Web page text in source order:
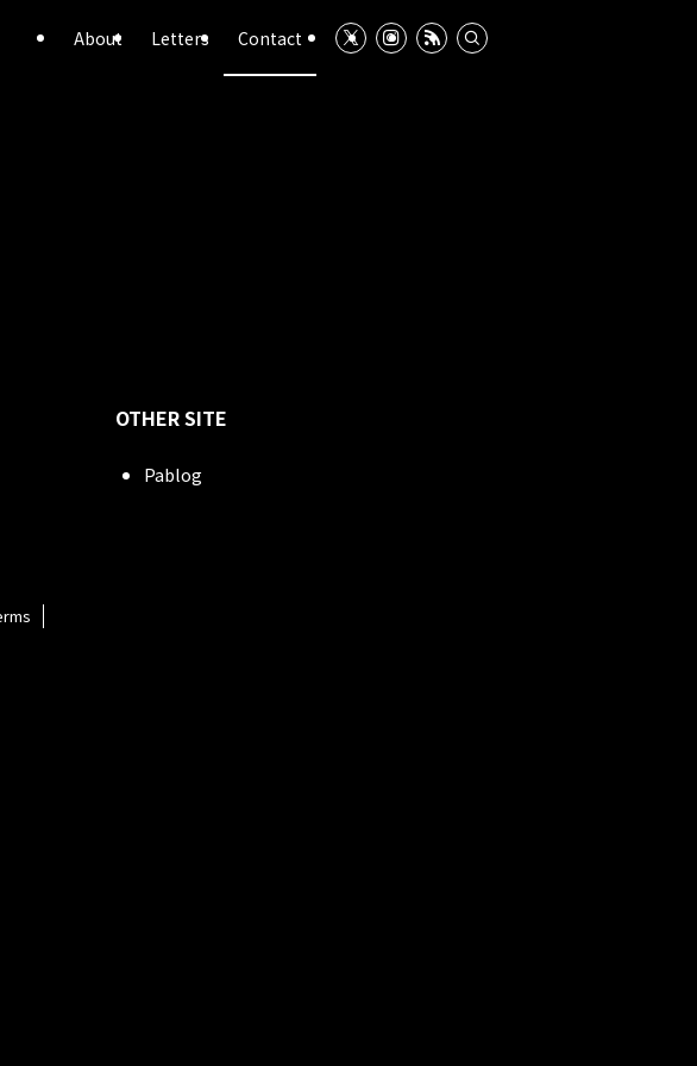
About Letters Contact
OTHER SITE
Pablog